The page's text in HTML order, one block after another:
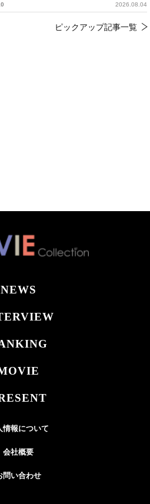
2026.08.04
ピックアップ記事一覧
NEWS
情報について
会社概要
問い合わせ